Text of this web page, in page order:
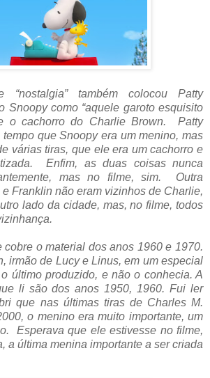
“nostalgia” também colocou Patty
Snoopy como “aquele garoto esquisito
o cachorro do Charlie Brown. Patty
que Snoopy era um menino, mas
várias tiras, que ele era um cachorro e
Enfim, as duas coisas nunca
mas no filme, sim. Outra
Franklin não eram vizinhos de Charlie,
lado da cidade, mas, no filme, todos
cobre o material dos anos 1960 e 1970.
irmão de Lucy e Linus, em um especial
último produzido, e não o conhecia. A
li são dos anos 1950, 1960. Fui ler
que nas últimas tiras de Charles M.
o menino era muito importante, um
Esperava que ele estivesse no filme,
a última menina importante a ser criada